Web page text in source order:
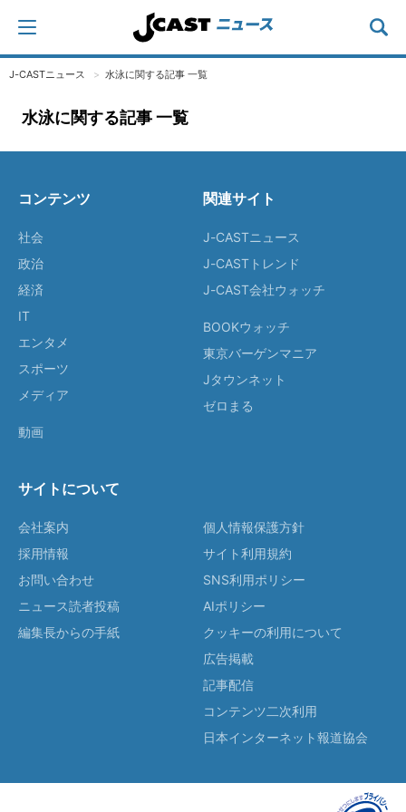
J-CASTニュース 水泳に関する記事 一覧
水泳に関する記事 一覧
コンテンツ
社会
政治
経済
IT
エンタメ
スポーツ
メディア
動画
関連サイト
J-CASTニュース
J-CASTトレンド
J-CAST会社ウォッチ
BOOKウォッチ
東京バーゲンマニア
Jタウンネット
ゼロまる
サイトについて
会社案内
採用情報
お問い合わせ
ニュース読者投稿
編集長からの手紙
個人情報保護方針
サイト利用規約
SNS利用ポリシー
AIポリシー
クッキーの利用について
広告掲載
記事配信
コンテンツ二次利用
日本インターネット報道協会